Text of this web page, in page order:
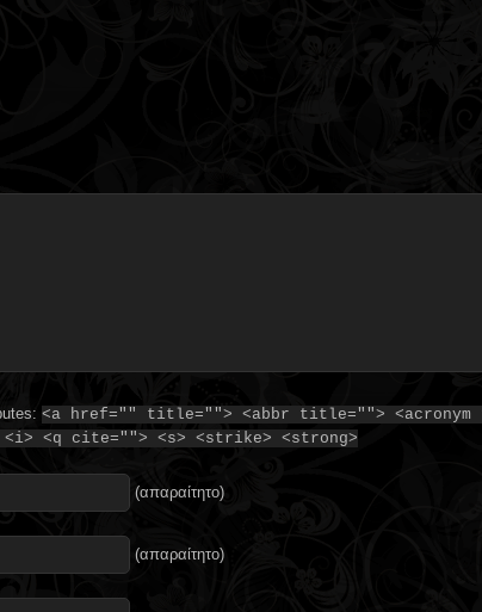
<a href="" title=""> <abbr title="">
<i> <q cite=""> <s> <strike> <strong>
(απαραίτητο)
(απαραίτητο)